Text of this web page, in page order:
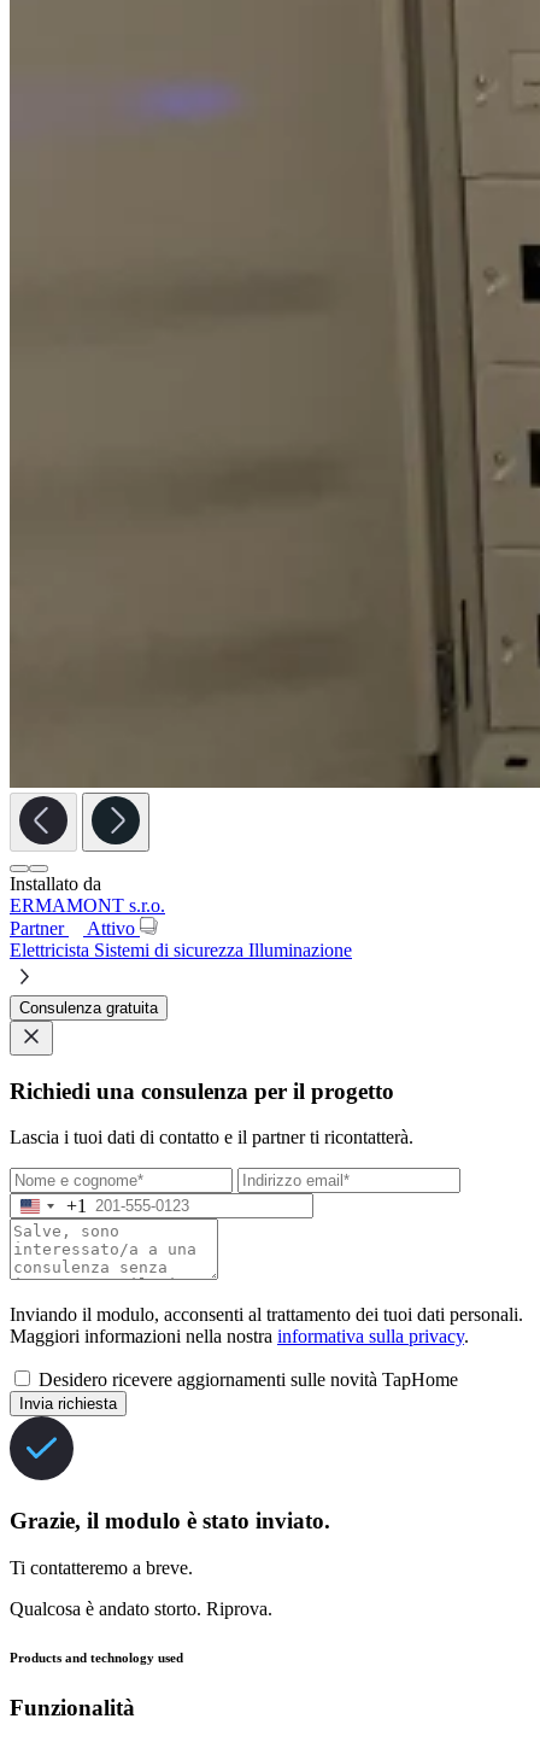
Installato da
ERMAMONT s.r.o.
Partner
Attivo
Elettricista Sistemi di sicurezza Illuminazione
Consulenza gratuita
Richiedi una consulenza per il progetto
Lascia i tuoi dati di contatto e il partner ti ricontatterà.
+1
Inviando il modulo, acconsenti al trattamento dei tuoi dati personali.
Maggiori informazioni nella nostra informativa sulla privacy.
Desidero ricevere aggiornamenti sulle novità TapHome
Invia richiesta
Grazie, il modulo è stato inviato.
Ti contatteremo a breve.
Qualcosa è andato storto. Riprova.
Products and technology used
Funzionalità